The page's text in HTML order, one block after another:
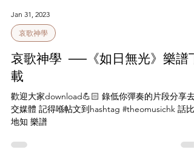
Jan 31, 2023
哀歌神學
哀歌神學 ──《如日無光》樂譜下
載
歡迎大家download💪🏻 錄低你彈奏的片段分享去
地知 樂譜